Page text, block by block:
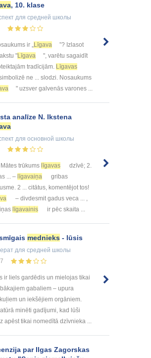
, 10. klase
для средней школы
ir „ Līgava
”? Izlasot
"Līgava
", varētu sagaidīt
tradīcijām. Līgavas
ne ... slodzi. Nosaukums
" uzsver galvenās varones ...
analīze N. Ikstena
для основной школы
Mātes trūkums līgavas
dzīvē; 2.
... – līgavaiņa
gribas
2 ... citātus, komentējot tos!
– divdesmit gadus veca ... ,
līgavainis ir pēc skaita ...
mednieks - lūsis
для средней школы
ir liels gardēdis un mielojas tikai
gabaliem – upura
un iekšējiem orgāniem.
minēti gadījumi, kad lūši
apēst tikai nomedītā dzīvnieka ...
par Ilgas Zagorskas